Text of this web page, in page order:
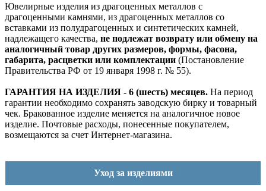
Ювелирные изделия из драгоценных металлов с
драгоценными камнями, из драгоценных металлов со
вставками из полудрагоценных и синтетических камней,
надлежащего качества, не подлежат возврату или обмену на
аналогичный товар других размеров, формы, фасона,
габарита, расцветки или комплектации (Постановление
Правительства РФ от 19 января 1998 г. № 55).
ГАРАНТИЯ НА ИЗДЕЛИЯ - 6 (шесть) месяцев. На период
гарантии необходимо сохранять заводскую бирку и товарный
чек. Бракованное изделие меняется на аналогичное новое
изделие. Почтовые расходы, понесенные покупателем,
возмещаются за счет Интернет-магазина.
Уход за изделиями